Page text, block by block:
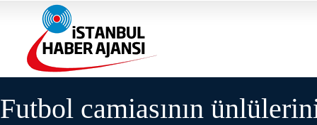
Futbol camiasının